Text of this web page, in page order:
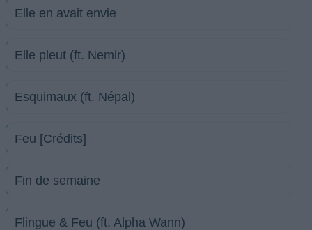
Elle en avait envie
Elle pleut (ft. Nemir)
Esquimaux (ft. Népal)
Feu [Crédits]
Fin de semaine
Flingue & Feu (ft. Alpha Wann)